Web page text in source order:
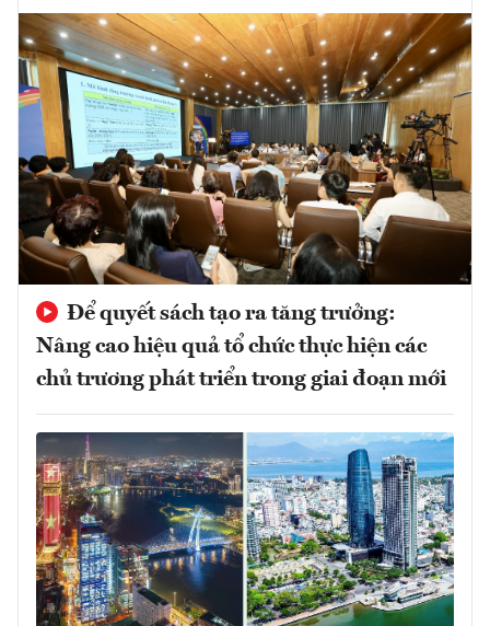
Để quyết sách tạo ra tăng trưởng:
Nâng cao hiệu quả tổ chức thực hiện các
chủ trương phát triển trong giai đoạn mới